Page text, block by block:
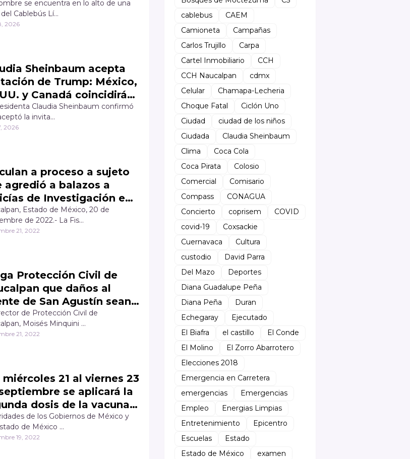
se encuentra en lo alto de una
Cablebús Lí…
2026
Sheinbaum acepta
de Trump: México,
y Canadá coincidirán
final España vs
Claudia Sheinbaum confirmó
la invita…
2026
a proceso a sujeto
agredió a balazos a
de Investigación en
Estado de México, 20 de
de 2022.- La Fis…
21, 2022
Protección Civil de
que daños al
de San Agustín sean
del Sismo
de Protección Civil de
Moisés Minquini …
21, 2022
miércoles 21 al viernes 23
se aplicará la
dosis de la vacuna
COVID-19 a niñas y
de 9, 10 y 11 años en
de los Gobiernos de México y
de México …
19, 2022
cablebus
CAEM
Camioneta
Campañas
Carlos Trujillo
Carpa
Cartel Inmobiliario
CCH
CCH Naucalpan
cdmx
Celular
Chamapa-Lecheria
Choque Fatal
Ciclón Uno
Ciudad
ciudad de los niños
Ciudada
Claudia Sheinbaum
Clima
Coca Cola
Coca Pirata
Colosio
Comercial
Comisario
Compass
CONAGUA
Concierto
coprisem
COVID
covid-19
Coxsackie
Cuernavaca
Cultura
custodio
David Parra
Del Mazo
Deportes
Diana Guadalupe Peña
Diana Peña
Duran
Echegaray
Ejecutado
El Biafra
el castillo
El Conde
El Molino
El Zorro Abarrotero
Elecciones 2018
Emergencia en Carretera
emergencias
Emergencias
Empleo
Energias Limpias
Entretenimiento
Epicentro
Escuelas
Estado
Estado de México
examen